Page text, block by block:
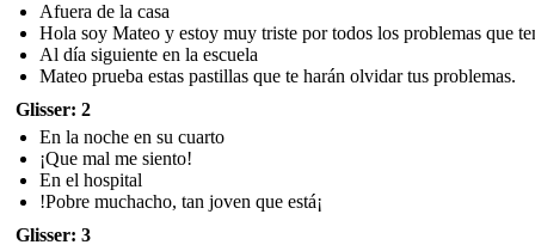
Afuera de la casa
Hola soy Mateo y estoy muy triste por todos los problemas que
Al día siguiente en la escuela
Mateo prueba estas pastillas que te harán olvidar tus problemas.
Glisser: 2
En la noche en su cuarto
¡Que mal me siento!
En el hospital
!Pobre muchacho, tan joven que está¡
Glisser: 3